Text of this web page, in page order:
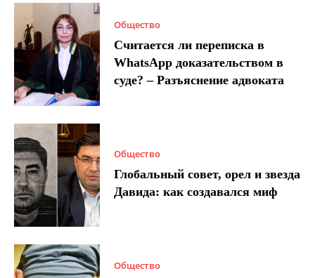
Общество
Считается ли переписка в
WhatsApp доказательством в
суде? – Разъяснение адвоката
Общество
Глобальный совет, орел и звезда
Давида: как создавался миф
Общество